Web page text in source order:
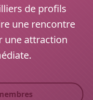
de profils
une rencontre
une attraction